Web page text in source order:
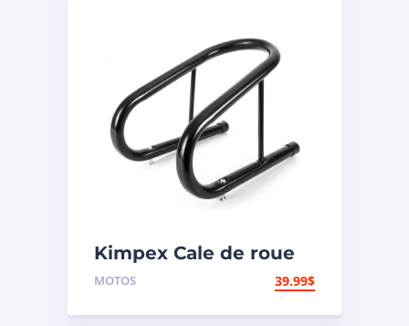
Kimpex Cale de roue
de motocyclette
MOTOS 39.99$